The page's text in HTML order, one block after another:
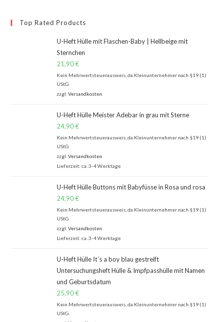
Top Rated Products
U-Heft Hülle mit Flaschen-Baby | Hellbeige mit
Sternchen
21,90€
Kein Mehrwertsteuerausweis, da Kleinunternehmer nach §19 (1)
UStG.
zzgl.Versandkosten
U-Heft Hülle Meister Adebar in grau mit Sterne
24,90€
Kein Mehrwertsteuerausweis, da Kleinunternehmer nach §19 (1)
UStG.
zzgl.Versandkosten
Lieferzeit: ca. 3-4 Werktage
U-Heft Hülle Buttons mit Babyfüsse in Rosa und rosa
24,90€
Kein Mehrwertsteuerausweis, da Kleinunternehmer nach §19 (1)
UStG.
zzgl.Versandkosten
Lieferzeit: ca. 3-4 Werktage
U-Heft Hülle It´s a boy blau gestreift
Untersuchungsheft Hülle & Impfpasshülle mit Namen
und Geburtsdatum
25,90€
Kein Mehrwertsteuerausweis, da Kleinunternehmer nach §19 (1)
UStG.